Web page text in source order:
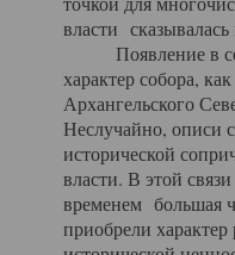
власти
Появление в
характер собора,
Архангельского
Неслучайно, описи
исторической
власти. В этой
временем большая
приобрели